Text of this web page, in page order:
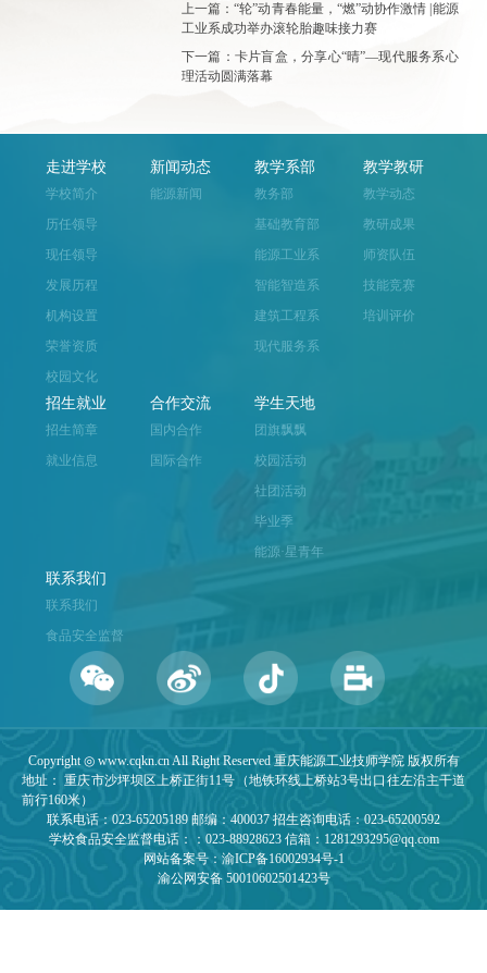
上一篇：“轮”动青春能量，“燃”动协作激情 |能源
工业系成功举办滚轮胎趣味接力赛
下一篇：卡片盲盒，分享心“晴”—现代服务系心
理活动圆满落幕
走进学校
学校简介
历任领导
现任领导
发展历程
机构设置
荣誉资质
校园文化
新闻动态
能源新闻
教学系部
教务部
基础教育部
能源工业系
智能智造系
建筑工程系
现代服务系
教学教研
教学动态
教研成果
师资队伍
技能竞赛
培训评价
招生就业
招生简章
就业信息
合作交流
国内合作
国际合作
学生天地
团旗飘飘
校园活动
社团活动
毕业季
能源·星青年
联系我们
联系我们
食品安全监督
Copyright ◎ www.cqkn.cn All Right Reserved 重庆能源工业技师学院 版权所有
地址： 重庆市沙坪坝区上桥正街11号（地铁环线上桥站3号出口往左沿主干道
前行160米）
联系电话：023-65205189 邮编：400037 招生咨询电话：023-65200592
学校食品安全监督电话：：023-88928623 信箱：1281293295@qq.com
网站备案号：渝ICP备16002934号-1
渝公网安备 50010602501423号